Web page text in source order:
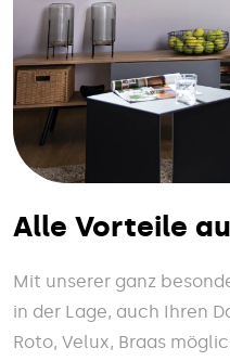
Alle Vorteile
Mit unserer ganz
in der Lage, auch Ihren
Roto, Velux, Braas